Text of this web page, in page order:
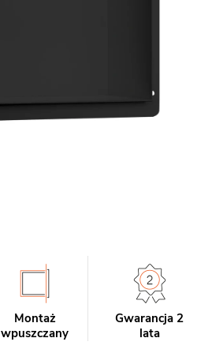
Montaż
wpuszczany
Gwarancja 2
lata